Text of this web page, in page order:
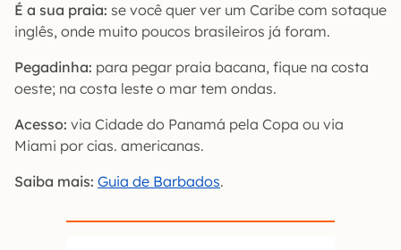
É a sua praia: se você quer ver um Caribe com sotaque
inglês, onde muito poucos brasileiros já foram.
Pegadinha: para pegar praia bacana, fique na costa
oeste; na costa leste o mar tem ondas.
Acesso: via Cidade do Panamá pela Copa ou via
Miami por cias. americanas.
Saiba mais: Guia de Barbados.